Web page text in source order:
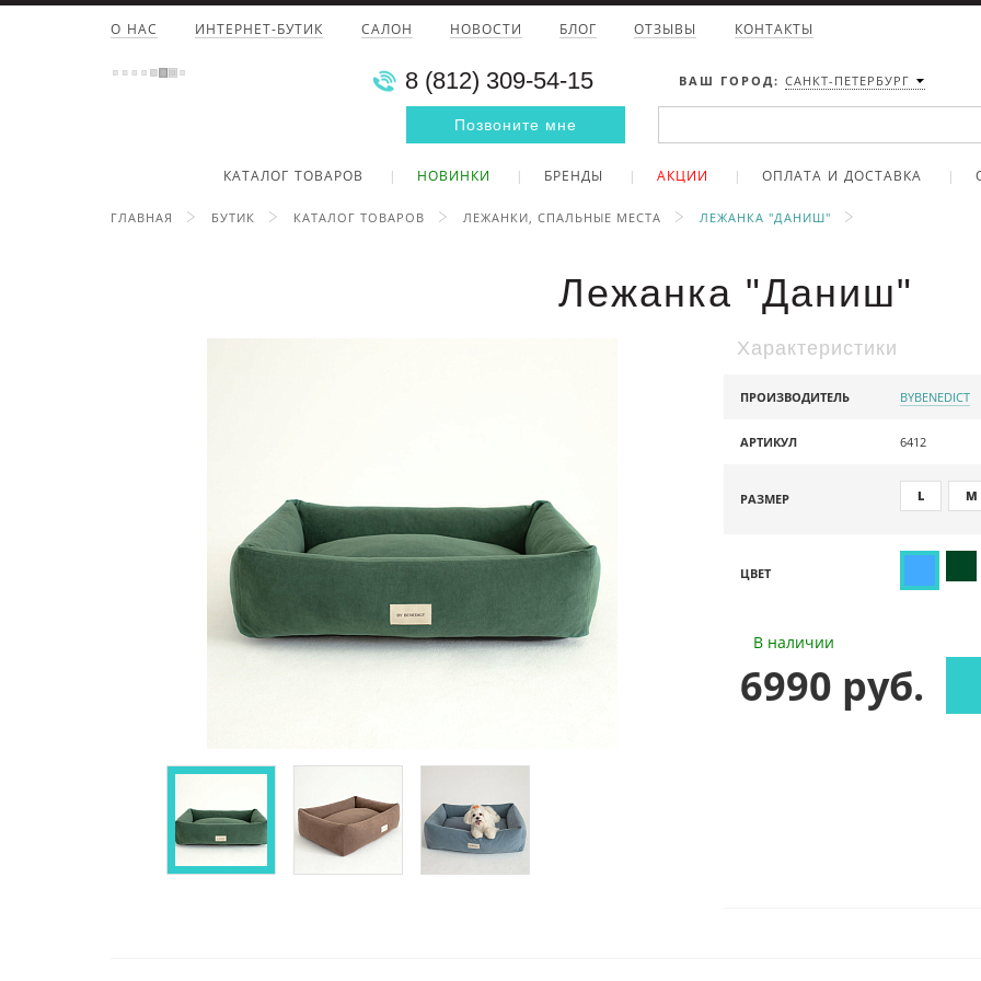
О НАС ИНТЕРНЕТ-БУТИК САЛОН НОВОСТИ БЛОГ ОТЗЫВЫ КОНТАКТЫ
8 (812) 309-54-15 ВАШ ГОРОД: САНКТ-ПЕТЕРБУРГ
Позвоните мне
КАТАЛОГ ТОВАРОВ НОВИНКИ БРЕНДЫ АКЦИИ ОПЛАТА И ДОСТАВКА
ГЛАВНАЯ БУТИК КАТАЛОГ ТОВАРОВ ЛЕЖАНКИ, СПАЛЬНЫЕ МЕСТА ЛЕЖАНКА "ДАНИШ"
Лежанка "Даниш"
Характеристики
ПРОИЗВОДИТЕЛЬ BYBENEDICT
АРТИКУЛ 6412
РАЗМЕР L M
ЦВЕТ
В наличии
6990 руб.